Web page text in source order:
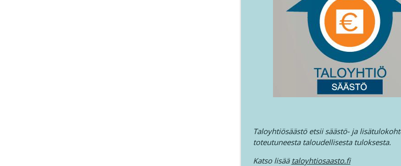
Taloyhtiösäästö etsii säästö- ja
toteutuneesta taloudellisesta tuloksesta.
Katso lisää taloyhtiosaasto.fi